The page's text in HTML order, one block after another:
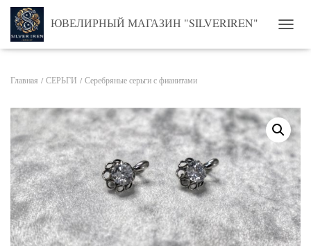
ЮВЕЛИРНЫЙ МАГАЗИН "SILVERIREN"
Главная /СЕРЬГИ / Серебряные серьги с фианитами